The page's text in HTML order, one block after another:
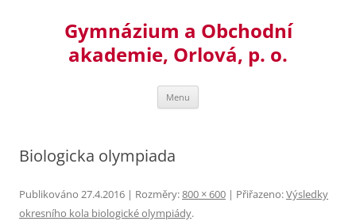
Gymnázium a Obchodní
akademie, Orlová, p. o.
Menu
Biologicka olympiada
Publikováno 27.4.2016 | Rozměry:800 × 600 | Přiřazeno:Výsledky
okresního kola biologické olympiády.